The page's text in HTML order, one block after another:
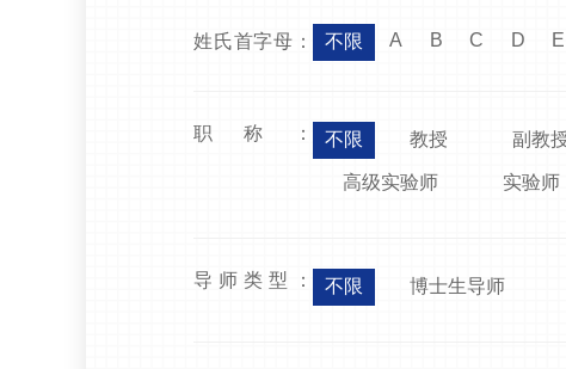
姓氏首字母： 不限 A B C D E
职称： 不限 教授 副教
高级实验师 实验师
导师类型： 不限 博士生导师